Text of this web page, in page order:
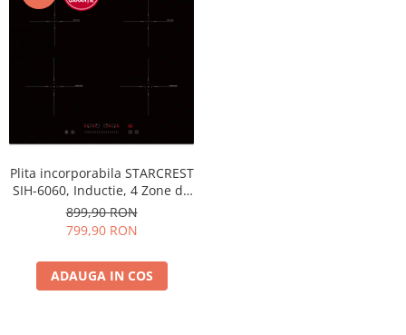
Plita incorporabila STARCREST
SIH-6060, Inductie, 4 Zone de
gatit, Touch Control, Booster,
Timer, Sticla Neagra
899,90 RON
799,90 RON
ADAUGA IN COS